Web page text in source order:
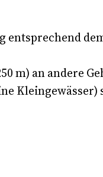
entsprechend
m) an andere
Kleingewässer)